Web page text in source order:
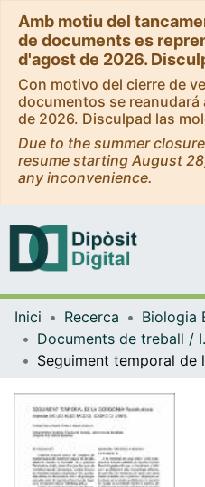
Amb motiu del
de documents es
d'agost de 2026.
Con motivo del cierre de
documentos se
de 2026. Disculpad las
Due to the summer
resume starting August
any inconvenience.
Inici Recerca